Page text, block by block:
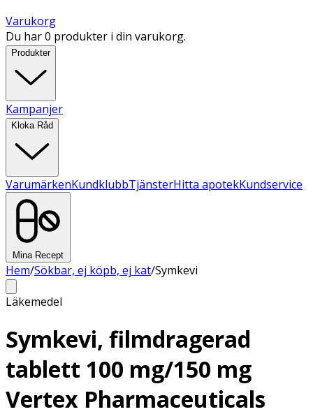
Varukorg
Du har 0 produkter i din varukorg.
Produkter
Kampanjer
Kloka Råd
VarumärkenKundklubbTjänsterHitta apotekKundservice
Mina Recept
Hem/Sökbar, ej köpb, ej kat/Symkevi
Läkemedel
Symkevi, filmdragerad
tablett 100 mg/150 mg
Vertex Pharmaceuticals